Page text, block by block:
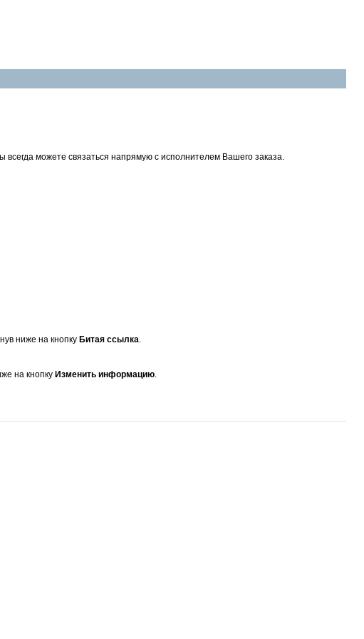
можете связаться напрямую с исполнителем Вашего заказа.
ниже на кнопку Битая ссылка.
на кнопку Изменить информацию.